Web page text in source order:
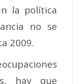
la política
no se
2009.
hay que